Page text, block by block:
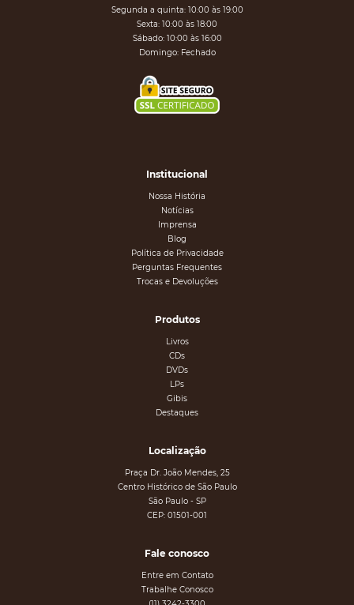
Segunda a quinta: 10:00 às 19:00
Sexta: 10:00 às 18:00
Sábado: 10:00 às 16:00
Domingo: Fechado
Institucional
Nossa História
Notícias
Imprensa
Blog
Política de Privacidade
Perguntas Frequentes
Trocas e Devoluções
Produtos
Livros
CDs
DVDs
LPs
Gibis
Destaques
Localização
Praça Dr. João Mendes, 25
Centro Histórico de São Paulo
São Paulo - SP
CEP: 01501-001
Fale conosco
Entre em Contato
Trabalhe Conosco